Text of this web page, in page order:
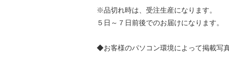
※品切れ時は、受注生産になります。
５日～７日前後でのお届けになります。
◆お客様のパソコン環境によって掲載写